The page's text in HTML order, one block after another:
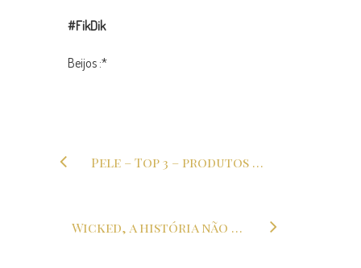
#FikDik
Beijos :*
Pele – Top 3 – produtos do meu coração
Wicked, a história não contada das Bruxas de Oz